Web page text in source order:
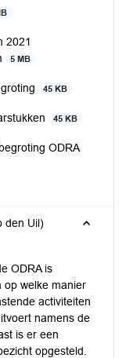
2021
5 MB
45 KB
45 KB
ODRA
den Uil)
ODRA is
op welke manier
activiteiten
namens de
is er een
opgesteld.